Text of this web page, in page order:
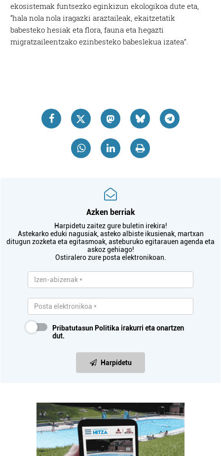
ekosistemak funtsezko eginkizun ekologikoa dute eta,
“hala nola nola iragazki araztaileak, ekaitzetatik
babestekohesiak eta flora, fauna eta hegazti
migratzaileentzako ezinbesteko babeslekua izatea”.
Azken berriak
Harpidetu zaitez gure buletin irekira!
Astekarko eduki nagusiak, asteko albiste ikusienak, martxan
ditugun zozketa eta egitasmoak, asteburuko egitarauen agenda eta
askoz gehiago!
Ostiralero zure posta elektronikoan.
Pribatutasun Politika irakurri eta onartzen
dut.
Harpidetu